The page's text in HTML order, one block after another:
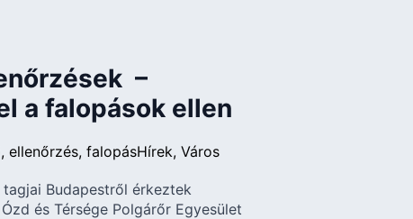
–
a falopások ellen
ellenőrzés falopásHírek Város
Budapestről érkeztek
és Térsége Polgárőr Egyesület